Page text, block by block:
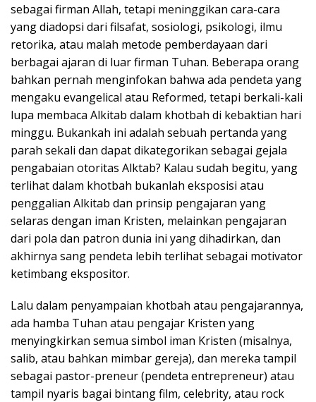
sebagai firman Allah, tetapi meninggikan cara-cara
yang diadopsi dari filsafat, sosiologi, psikologi, ilmu
retorika, atau malah metode pemberdayaan dari
berbagai ajaran di luar firman Tuhan. Beberapa orang
bahkan pernah menginfokan bahwa ada pendeta yang
mengaku evangelical atau Reformed, tetapi berkali-kali
lupa membaca Alkitab dalam khotbah di kebaktian hari
minggu. Bukankah ini adalah sebuah pertanda yang
parah sekali dan dapat dikategorikan sebagai gejala
pengabaian otoritas Alktab? Kalau sudah begitu, yang
terlihat dalam khotbah bukanlah eksposisi atau
penggalian Alkitab dan prinsip pengajaran yang
selaras dengan iman Kristen, melainkan pengajaran
dari pola dan patron dunia ini yang dihadirkan, dan
akhirnya sang pendeta lebih terlihat sebagai motivator
ketimbang ekspositor.
Lalu dalam penyampaian khotbah atau pengajarannya,
ada hamba Tuhan atau pengajar Kristen yang
menyingkirkan semua simbol iman Kristen (misalnya,
salib, atau bahkan mimbar gereja), dan mereka tampil
sebagai pastor-preneur (pendeta entrepreneur) atau
tampil nyaris bagai bintang film, celebrity, atau rock